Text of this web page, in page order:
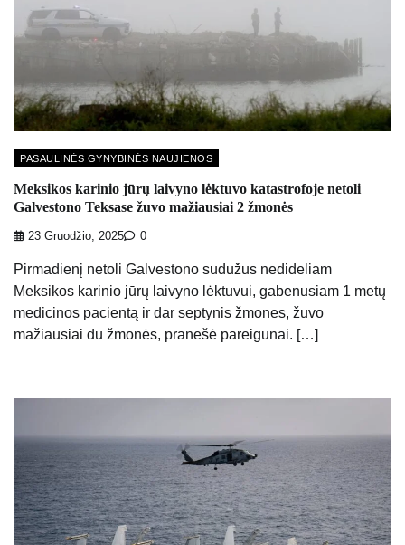
PASAULINĖS GYNYBINĖS NAUJIENOS
Meksikos karinio jūrų laivyno lėktuvo katastrofoje netoli
Galvestono Teksase žuvo mažiausiai 2 žmonės
23 Gruodžio, 2025 0
Pirmadienį netoli Galvestono sudužus nedideliam
Meksikos karinio jūrų laivyno lėktuvui, gabenusiam 1 metų
medicinos pacientą ir dar septynis žmones, žuvo
mažiausiai du žmonės, pranešė pareigūnai. […]